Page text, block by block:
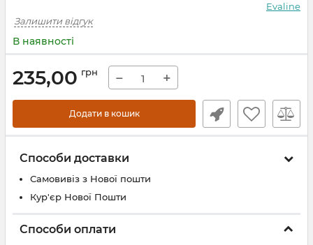
Evaline
Залишити відгук
В наявності
235,00 грн − +
Додати в кошик
Способи доставки
Самовивіз з Нової пошти
Кур'єр Нової Пошти
Способи оплати